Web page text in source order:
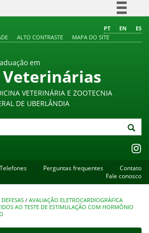
Comunica BR
Acesso à informação
Legislação
PT EN
ES
ALTO CONTRASTE MAPA DO SITE
em
Veterinárias
VETERINÁRIA E ZOOTECNIA
DE UBERLÂNDIA
Telefones Perguntas frequentes
Contato
Fale conosco
DEFESAS / AVALIAÇÃO ELETROCARDIOGRÁFICA
AO TESTE DE ESTIMULAÇÃO COM HORMÔNIO